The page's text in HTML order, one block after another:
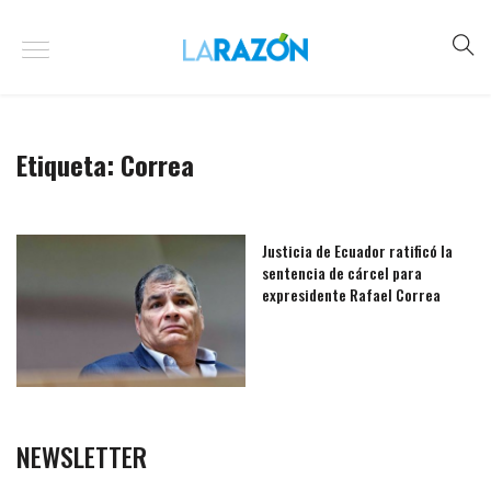
Etiqueta: Correa
Justicia de Ecuador ratificó la
sentencia de cárcel para
expresidente Rafael Correa
NEWSLETTER